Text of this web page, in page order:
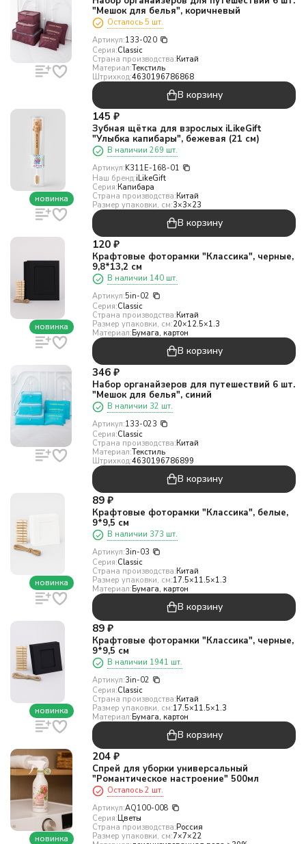
"Мешок для белья", коричневый
Осталось 5 шт.
Артикул:133-020
Серия:Classic
Страна производства:Китай
Материал:Текстиль
Штрихкод:4630196786868
В корзину
новинка
145 ₽
Зубная щётка для взрослых iLikeGift
"Улыбка капибары", бежевая (21 см)
В наличии 269 шт.
Артикул:K311E-168-01
Наш бренд:iLikeGift
Серия:Капибара
Страна производства:Китай
Размер упаковки, см:3×3×23
В корзину
новинка
120 ₽
Крафтовые фоторамки "Классика", черные,
9,8*13,2 см
В наличии 140 шт.
Артикул:5in-02
Серия:Classic
Страна производства:Китай
Размер упаковки, см:20×12.5×1.3
Материал:Бумага, картон
В корзину
346 ₽
Набор органайзеров для путешествий 6 шт.
"Мешок для белья", синий
В наличии 32 шт.
Артикул:133-023
Серия:Classic
Страна производства:Китай
Материал:Текстиль
Штрихкод:4630196786899
В корзину
новинка
89 ₽
Крафтовые фоторамки "Классика", белые,
9*9,5 см
В наличии 373 шт.
Артикул:3in-03
Серия:Classic
Страна производства:Китай
Размер упаковки, см:17.5×11.5×1.3
Материал:Бумага, картон
В корзину
новинка
89 ₽
Крафтовые фоторамки "Классика", черные,
9*9,5 см
В наличии 1941 шт.
Артикул:3in-02
Серия:Classic
Страна производства:Китай
Размер упаковки, см:17.5×11.5×1.3
Материал:Бумага, картон
В корзину
новинка
204 ₽
Спрей для уборки универсальный
"Романтическое настроение" 500мл
Осталось 2 шт.
Артикул:AQ100-008
Серия:Цветы
Страна производства:Россия
Размер упаковки, см:7×7×22